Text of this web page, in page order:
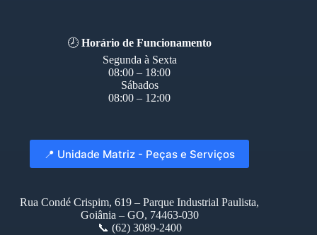
🕗Horário de Funcionamento
Segunda à Sexta
08:00 – 18:00
Sábados
08:00 – 12:00
📍 Unidade Matriz - Peças e Serviços
Rua Condé Crispim, 619 – Parque Industrial Paulista,
Goiânia – GO, 74463-030
📞 (62) 3089-2400